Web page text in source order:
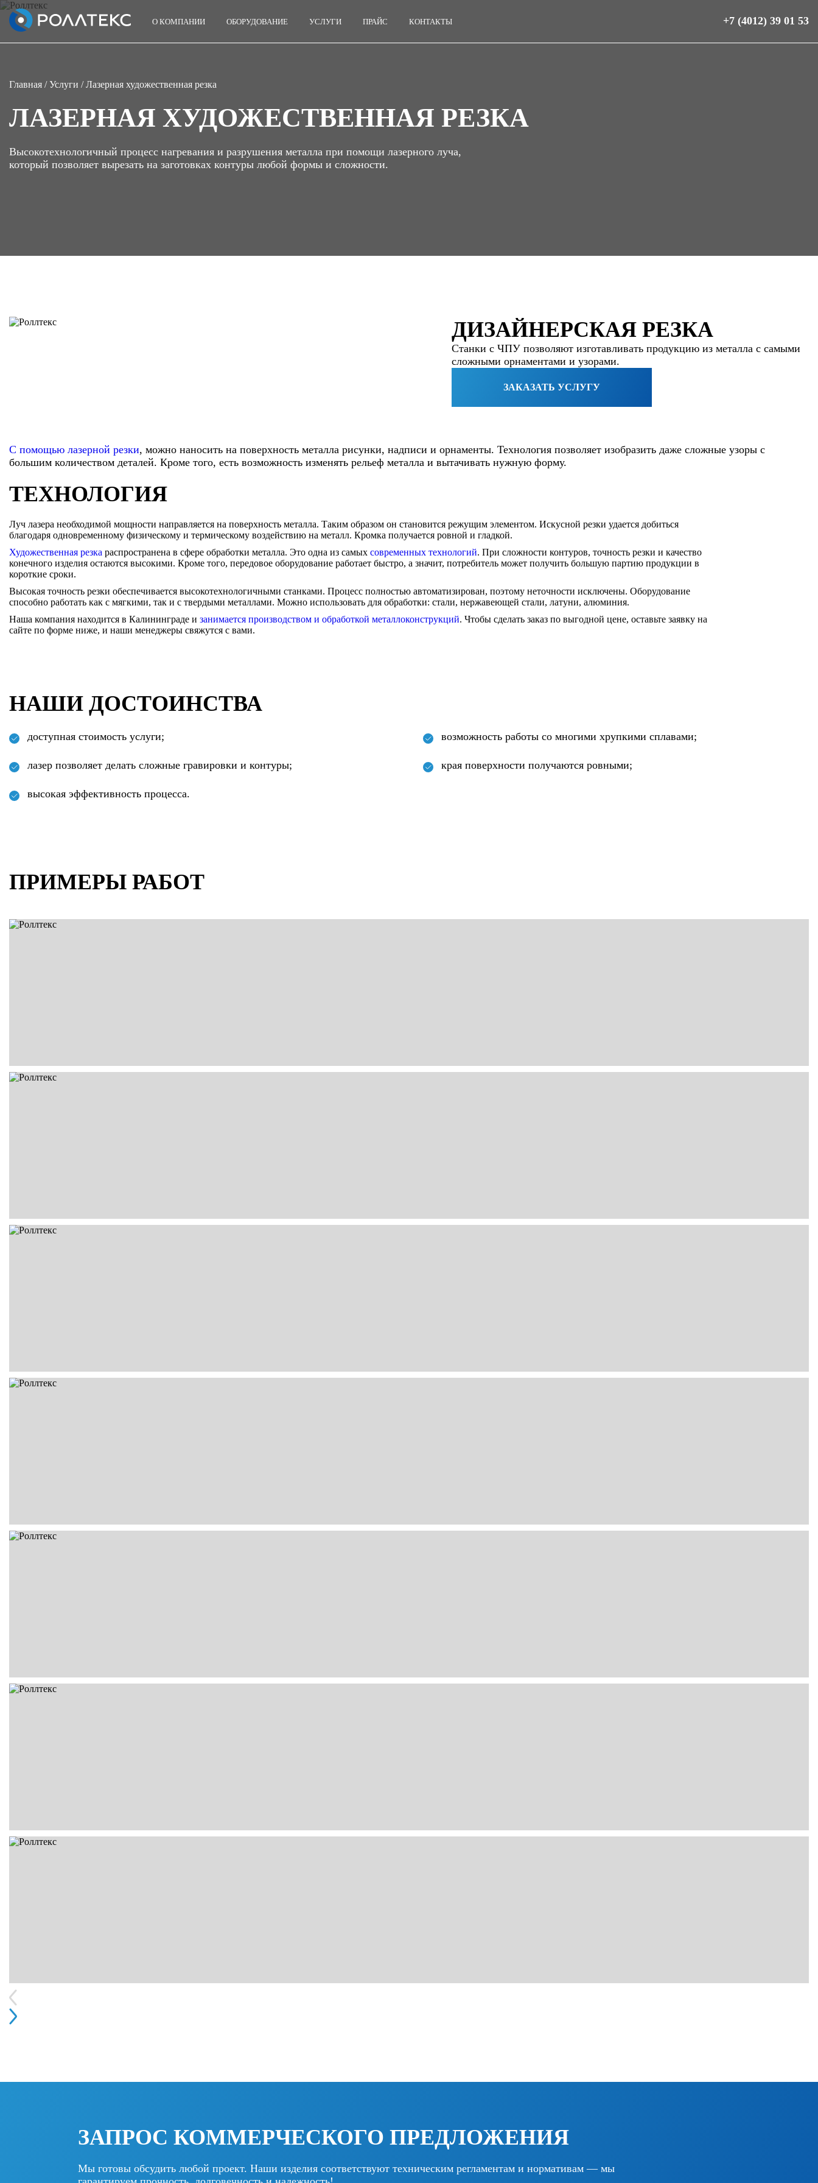
О КОМПАНИИ ОБОРУДОВАНИЕ УСЛУГИ ПРАЙС КОНТАКТЫ +7 (4012) 39 01 53
Главная /Услуги / Лазерная художественная резка
ЛАЗЕРНАЯ ХУДОЖЕСТВЕННАЯ РЕЗКА
Высокотехнологичный процесс нагревания и разрушения металла при помощи лазерного луча,
который позволяет вырезать на заготовках контуры любой формы и сложности.
ДИЗАЙНЕРСКАЯ РЕЗКА
Станки с ЧПУ позволяют изготавливать продукцию из металла с самыми
сложными орнаментами и узорами.
ЗАКАЗАТЬ УСЛУГУ
С помощью лазерной резки, можно наносить на поверхность металла рисунки, надписи и орнаменты. Технология позволяет изобразить даже сложные узоры с
большим количеством деталей. Кроме того, есть возможность изменять рельеф металла и вытачивать нужную форму.
ТЕХНОЛОГИЯ
Луч лазера необходимой мощности направляется на поверхность металла. Таким образом он становится режущим элементом. Искусной резки удается добиться
благодаря одновременному физическому и термическому воздействию на металл. Кромка получается ровной и гладкой.
Художественная резка распространена в сфере обработки металла. Это одна из самых современных технологий. При сложности контуров, точность резки и качество
конечного изделия остаются высокими. Кроме того, передовое оборудование работает быстро, а значит, потребитель может получить большую партию продукции в
короткие сроки.
Высокая точность резки обеспечивается высокотехнологичными станками. Процесс полностью автоматизирован, поэтому неточности исключены. Оборудование
способно работать как с мягкими, так и с твердыми металлами. Можно использовать для обработки: стали, нержавеющей стали, латуни, алюминия.
Наша компания находится в Калининграде и занимается производством и обработкой металлоконструкций. Чтобы сделать заказ по выгодной цене, оставьте заявку на
сайте по форме ниже, и наши менеджеры свяжутся с вами.
НАШИ ДОСТОИНСТВА
доступная стоимость услуги; возможность работы со многими хрупкими сплавами;
лазер позволяет делать сложные гравировки и контуры; края поверхности получаются ровными;
высокая эффективность процесса.
ПРИМЕРЫ РАБОТ
ЗАПРОС КОММЕРЧЕСКОГО ПРЕДЛОЖЕНИЯ
Мы готовы обсудить любой проект. Наши изделия соответствуют техническим регламентам и нормативам — мы